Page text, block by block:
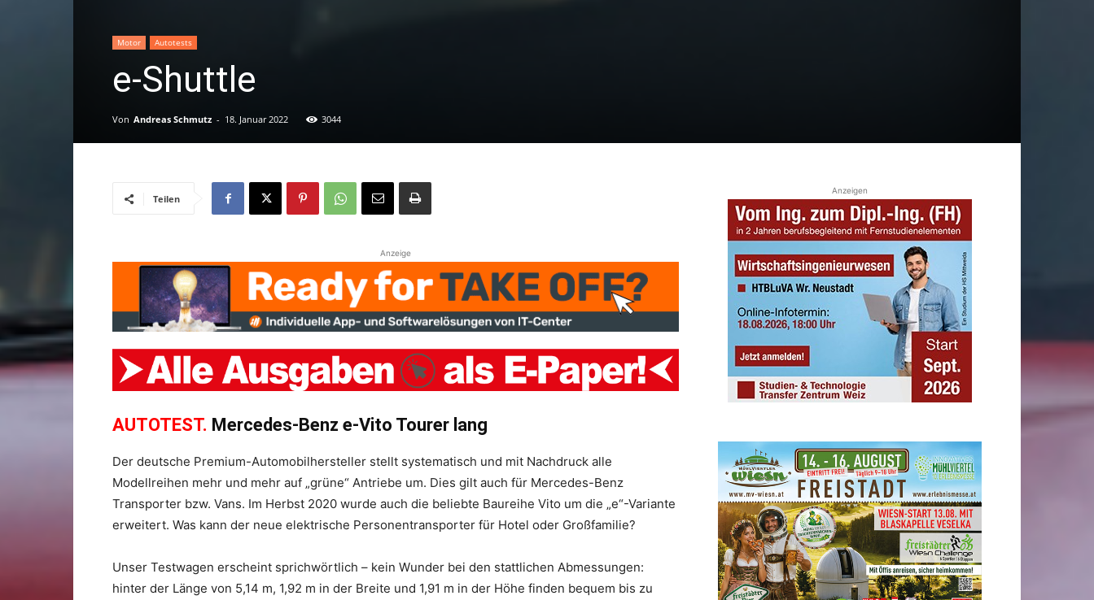
Motor Autotests
e-Shuttle
Von Andreas Schmutz - 18. Januar 2022 3044
Teilen
Anzeige
AUTOTEST. Mercedes-Benz e-Vito Tourer lang
Der deutsche Premium-Automobilhersteller stellt systematisch und mit Nachdruck alle
Modellreihen mehr und mehr auf „grüne“ Antriebe um. Dies gilt auch für Mercedes-Benz
Transporter bzw. Vans. Im Herbst 2020 wurde auch die beliebte Baureihe Vito um die „e“-Variante
erweitert. Was kann der neue elektrische Personentransporter für Hotel oder Großfamilie?
Unser Testwagen erscheint sprichwörtlich – kein Wunder bei den stattlichen Abmessungen:
hinter der Länge von 5,14 m, 1,92 m in der Breite und 1,91 m in der Höhe finden bequem bis zu
Anzeigen